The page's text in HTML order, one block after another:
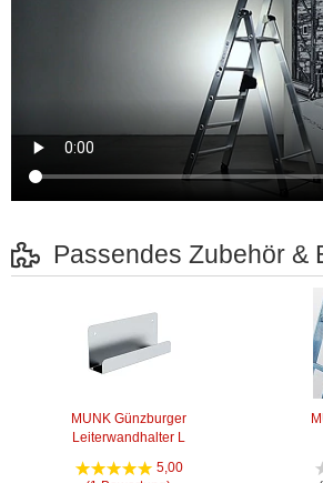
Passendes Zubehör &
MUNK Günzburger
Leiterwandhalter L
5,00